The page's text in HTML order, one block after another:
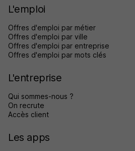
L'emploi
Offres d'emploi par métier
Offres d'emploi par ville
Offres d'emploi par entreprise
Offres d'emploi par mots clés
L'entreprise
Qui sommes-nous ?
On recrute
Accès client
Les apps